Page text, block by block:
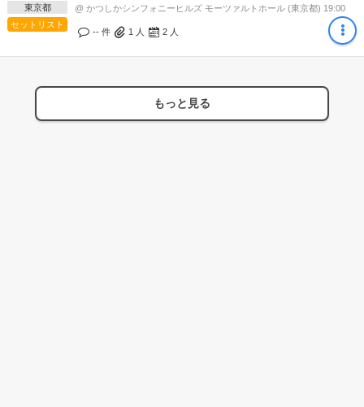
東京都
セットリスト
@ かつしかシンフォニーヒルズ モーツァルトホール (東京都) 19:00
-- 件 1 人 2 人
もっと見る